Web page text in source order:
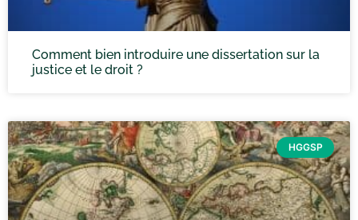
Comment bien introduire une dissertation sur la
justice et le droit ?
HGGSP